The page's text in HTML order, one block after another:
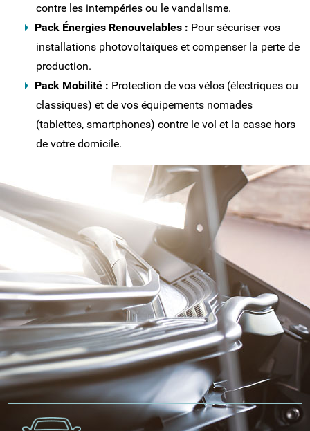
contre les intempéries ou le vandalisme.
Pack Énergies Renouvelables : Pour sécuriser vos
installations photovoltaïques et compenser la perte de
production.
Pack Mobilité : Protection de vos vélos (électriques ou
classiques) et de vos équipements nomades
(tablettes, smartphones) contre le vol et la casse hors
de votre domicile.
VOTRE ASSURANCE AUTO À RETHEL :
ROULEZ EN TOUTE SÉRÉNITÉ
Parce que votre véhicule est souvent
indispensable pour vos trajets dans les
Ardennes, nous avons conçu une assurance
auto flexible et réactive.
TROIS FORMULES MODULABLES SELON
VOTRE USAGE
Nos conseillers à Rethel vous guident vers la formule
correspondant à votre budget et à l'ancienneté de votre
véhicule :